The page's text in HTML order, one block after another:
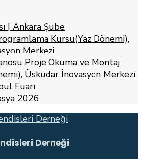
| Ankara Şube
Kursu(Yaz Dönemi),
Merkezi
Proje Okuma ve Montaj
Üsküdar İnovasyon Merkezi
Fuarı
2026
Derneği